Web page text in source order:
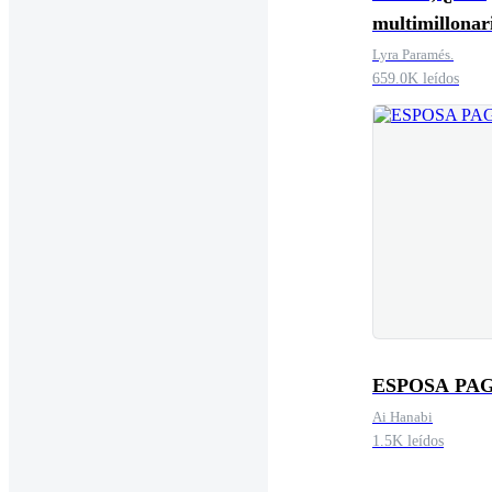
Lyra Paramés.
659.0K leídos
ESPOSA
Ai Hanabi
1.5K leídos